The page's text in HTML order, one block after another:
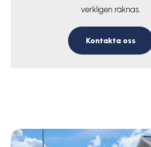
verkligen räknas.
Kontakta oss